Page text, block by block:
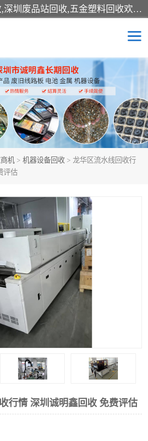
工厂废料物资回收,深圳废品站回收,五金塑料回收欢迎有金属、塑料、电子、电线、废旧设备、废铜、锡渣、线路板、镀银废料、废IC、电子零件、电子脚，等其他废旧物资的单位及个人联系洽谈。对提供息者我们可以提供优厚的业务提成（佣金）。
机 > 机器设备回收 > 龙华区流水线回收行
评估
行情 深圳诚明鑫回收 免费评估
电子回收
电池回收
机器设备回收